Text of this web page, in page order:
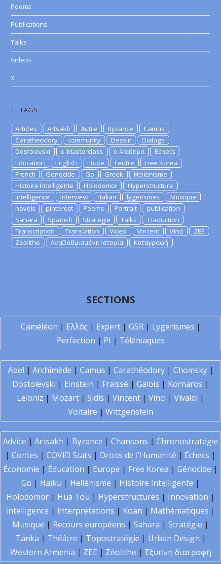
Poems
Publications
Talks
Videos
X
TAGS
Articles Artsakh Autre Byzance
Camus
Caratheodory
community Dessin
Dialogs
Dostoievski
e-Masterclass e-Μάθημα
Echecs
Education
English Etude Feutre
Free Korea
French
Genocide Go Greek
Hellenisme
Histoire Intelligente
Holodomor
Hyperstructure
Intelligence
Interview Italian lygerismes
Musique
novels
pinterest Poems Portrait
publication
Sahara
Spanish Strategie Talks
Traduction
Transcription
Translation Video Vincent Vinci
ZEE
Zeolithe
Αναβαθμισμένη Ιστορία Καταγραφή
SECTIONS
Caméléon | Ελλάς | Expert| GSR| Lygerismes |
Perfection | PI | Télémaques
Abel | Archimède | Camus | Carathéodory| Chomsky|
Dostoïevski | Einstein | Fraïssé | Galois | Kornaros |
Leibniz | Mozart | Sidis | Vincent | Vinci | Vivaldi |
Voltaire | Wittgenstein
Advice | Artsakh | Byzance | Chansons | Chronostratégie
| Contes | COVID Stats | Droits de l'Humanité | Échecs |
Économie | Éducation | Europe | Free Korea | Génocide |
Go | Haïku | Hellénisme | Histoire Intelligente |
Holodomor | Hua Tou | Hyperstructures | Innovation |
Intelligence | Interprétations | Koan | Mathématiques |
Musique | Recours européens | Sahara | Stratégie |
Tanka | Théâtre | Topostratégie | Urban Design |
Western Armenia | ZEE | Zéolithe | Έξυπνη διατροφή